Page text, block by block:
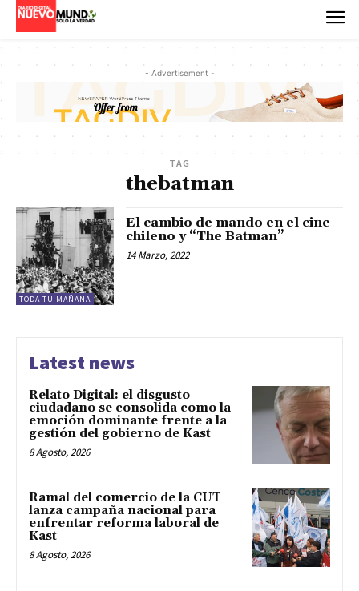
- Advertisement -
TAG
thebatman
TODA TU MAÑANA
El cambio de mando en el cine
chileno y “The Batman”
14 Marzo, 2022
Latest news
Relato Digital: el disgusto
ciudadano se consolida como la
emoción dominante frente a la
gestión del gobierno de Kast
8 Agosto, 2026
Ramal del comercio de la CUT
lanza campaña nacional para
enfrentar reforma laboral de
Kast
8 Agosto, 2026